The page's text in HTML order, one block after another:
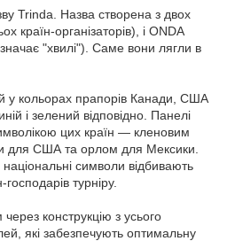
Trinda. Назва створена з двох
країн-організаторів), і ONDA
"хвилі"). Саме вони лягли в
у кольорах прапорів Канади, США
і зелений відповідно. Панелі
цих країн — кленовим
для США та орлом для Мексики.
національні символи відбивають
турніру.
конструкцію з усього
які забезпечують оптимальну